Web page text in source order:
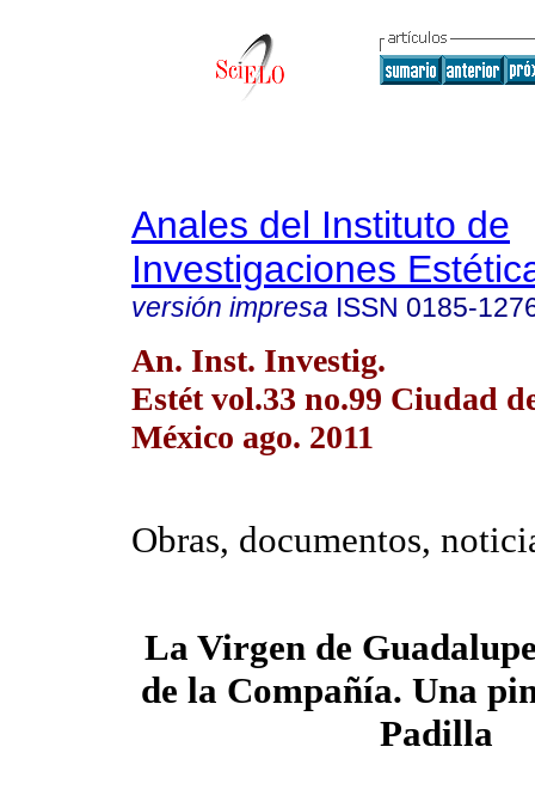
Anales del Instituto de
Investigaciones
versión impresa ISSN 0185-
An. Inst. Investig.
Estét vol.33 no.99 Ciudad
México ago. 2011
Obras, documentos,
La Virgen de
de la Compañía. Una
Padilla